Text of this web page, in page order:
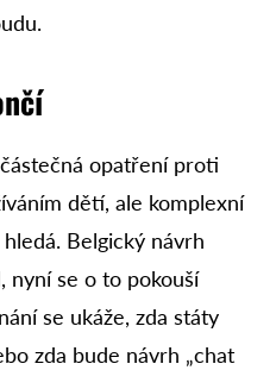
opatření proti
dětí, ale komplexní
Belgický návrh
nyní se o to pokouší
se ukáže, zda státy
zda bude návrh „chat